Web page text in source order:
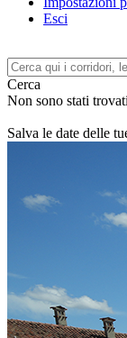
Esci
Cerca
Non sono stati
Salva le date delle